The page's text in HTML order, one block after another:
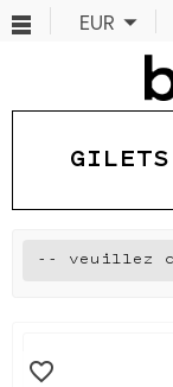
Panneau de
EUR
-- veuillez
favorite_border